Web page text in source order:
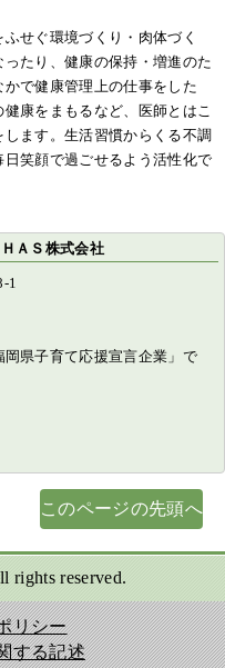
このページの先頭へ
せぐ環境づくり・肉体づく
たり、健康の保持・増進のた
で健康管理上の仕事をした
康をまもるなど、医師とはこ
ます。生活習慣からくる不調
笑顔で過ごせるよう活性化で
ＡＳ株式会社
1
岡県子育て応援宣言企業」で
rights reserved.
リシー
する記述